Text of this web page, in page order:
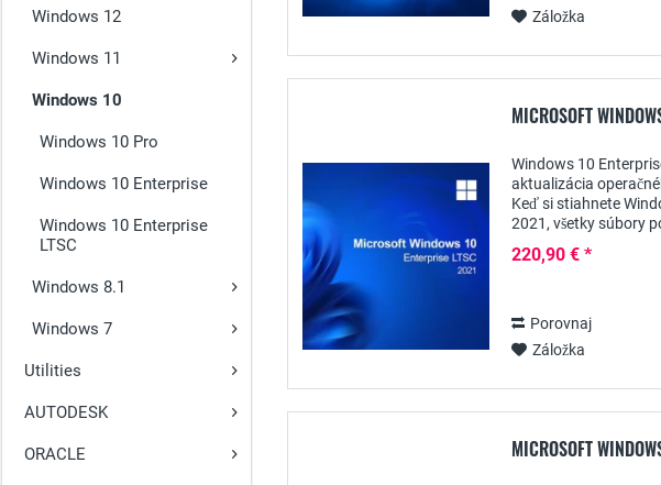
Windows 12
Windows 11
Windows 10
Windows 10 Pro
Windows 10 Enterprise
Windows 10 Enterprise
LTSC
Windows 8.1
Windows 7
Utilities
AUTODESK
ORACLE
Záložka
MICROSOFT
Windows 10
aktualizácia
Keď si stiahnete
2021, všetky súbory
zároveň pošle...
220,90 € *
Porovnaj
Záložka
MICROSOFT